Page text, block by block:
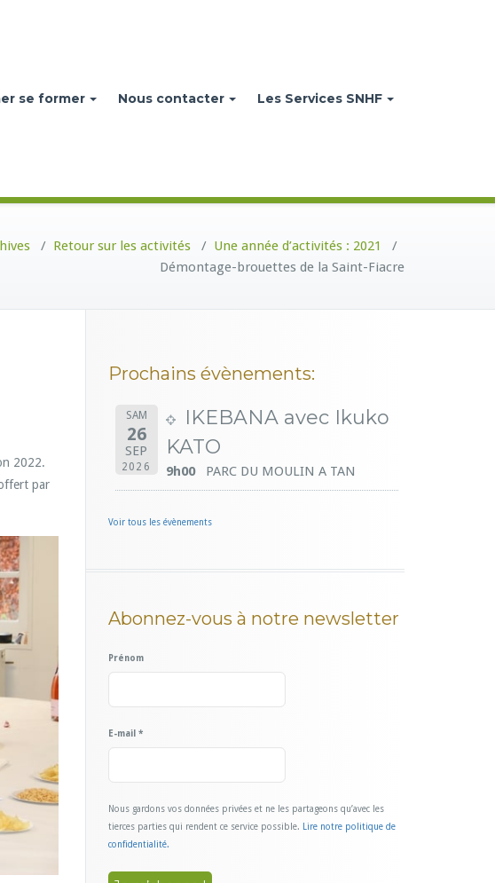
se former Nous contacter Les Services SNHF
/ Retour sur les activités / Une année d’activités : 2021
/
Démontage-brouettes de la Saint-Fiacre
2022.
par
Prochains évènements:
SAM
26
SEP
2026
IKEBANA avec Ikuko
KATO
9h00 PARC DU MOULIN A TAN
Voir tous les évènements
Abonnez-vous à notre newsletter
Prénom
E-mail *
Nous gardons vos données privées et ne les partageons qu’avec les
tierces parties qui rendent ce service possible.
Lire notre politique de
confidentialité.